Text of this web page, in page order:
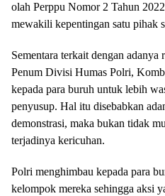
olah Perppu Nomor 2 Tahun
mewakili kepentingan satu pihak
Sementara terkait dengan adanya
Penum Divisi Humas Polri,
kepada para buruh untuk lebih
penyusup. Hal itu disebabkan
demonstrasi, maka bukan tidak
terjadinya kericuhan.
Polri menghimbau kepada para
kelompok mereka sehingga aksi